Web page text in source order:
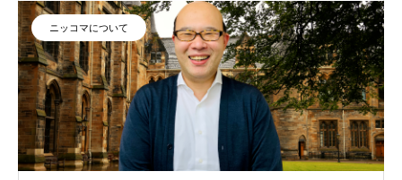
ニッコマについて